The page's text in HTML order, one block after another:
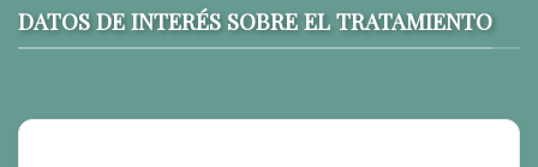
DATOS DE INTERÉS SOBRE EL TRATAMIENTO